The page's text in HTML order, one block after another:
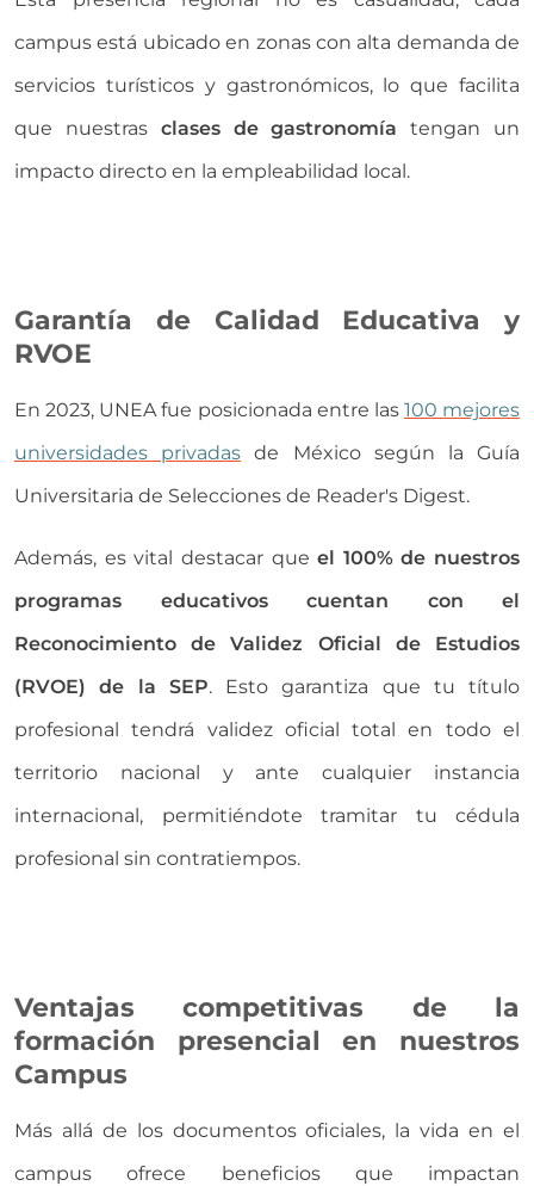
campus está ubicado en zonas con alta demanda de
servicios turísticos y gastronómicos, lo que facilita
que nuestras clases de gastronomía tengan un
impacto directo en la empleabilidad local.
Garantía de Calidad Educativa y
RVOE
En 2023, UNEA fue posicionada entre las 100 mejores
universidades privadas de México según la Guía
Universitaria de Selecciones de Reader's Digest.
Además, es vital destacar queel 100% de nuestros
programas educativos cuentan con el
Reconocimiento de Validez Oficial de Estudios
(RVOE) de la SEP. Esto garantiza que tu título
profesional tendrá validez oficial total en todo el
territorio nacional y ante cualquier instancia
internacional, permitiéndote tramitar tu cédula
profesional sin contratiempos.
Ventajas competitivas de la
formación presencial en nuestros
Campus
Más allá de los documentos oficiales, la vida en el
campus ofrece beneficios que impactan